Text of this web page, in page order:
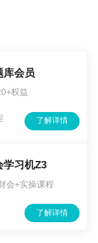
库会员
权益
了解详情
学习机Z3
会+实操课程
了解详情